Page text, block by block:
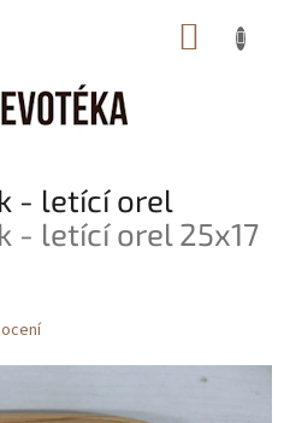
- letící orel
- letící orel 25x17